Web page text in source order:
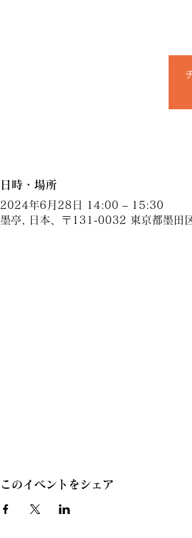
日時・場所
2024年6月28日 14:00 – 15:30
墨亭, 日本、〒131-0032 東京都墨田
このイベントをシェア